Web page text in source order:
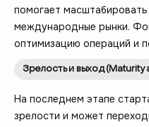
помогает
международные рынки.
оптимизацию операций и
Зрелость и выход (Maturity
На последнем этапе
зрелости и может